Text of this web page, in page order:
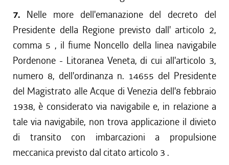
7. Nelle more dell'emanazione del decreto del
Presidente della Regione previsto dall' articolo 2,
comma 5 , il fiume Noncello della linea navigabile
Pordenone - Litoranea Veneta, di cui all'articolo 3,
numero 8, dell'ordinanza n. 14655 del Presidente
del Magistrato alle Acque di Venezia dell'8 febbraio
1938, è considerato via navigabile e, in relazione a
tale via navigabile, non trova applicazione il divieto
di transito con imbarcazioni a propulsione
meccanica previsto dal citato articolo 3 .